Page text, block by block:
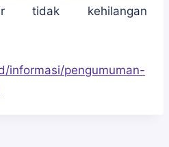
tidak kehilangan
informasi/pengumuman-